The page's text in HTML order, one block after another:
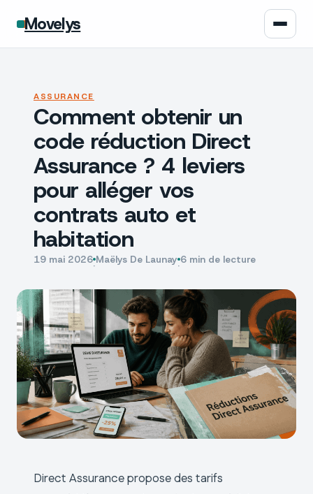
Movelys
Moto
Assurance
Écologie
Tech
ASSURANCE
Comment obtenir un
code réduction Direct
Assurance ? 4 leviers
pour alléger vos
contrats auto et
habitation
19 mai 2026·Maëlys De Launay·6 min de lecture
Direct Assurance propose des tarifs